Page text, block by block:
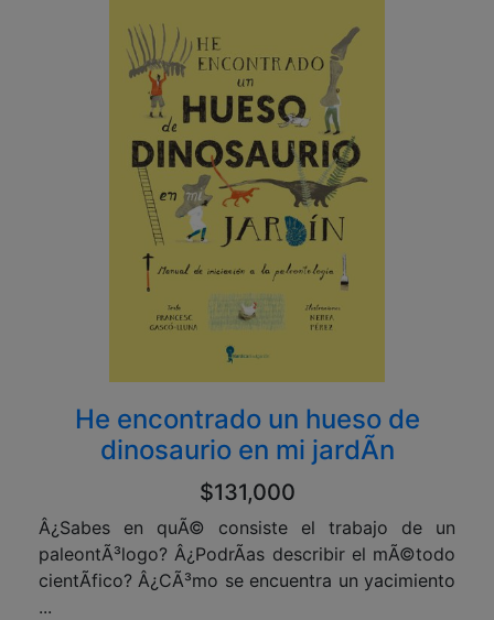
He encontrado un hueso de
dinosaurio en mi jardÃ­n
$131,000
Â¿Sabes en quÃ© consiste el trabajo de un
paleontÃ³logo? Â¿PodrÃ­as describir el mÃ©todo
cientÃ­fico? Â¿CÃ³mo se encuentra un yacimiento
...